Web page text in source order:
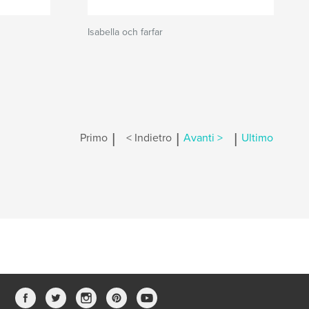
Isabella och farfar
Primo | < Indietro | Avanti > | Ultimo